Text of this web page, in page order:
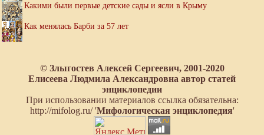
Какими были первые детские сады и ясли в Крыму
Как менялась Барби за 57 лет
© Злыгостев Алексей Сергеевич, 2001-2020
Елисеева Людмила Александровна автор статей
энциклопедии
При использовании материалов ссылка обязательна:
http://mifolog.ru/ 'Мифологическая энциклопедия'